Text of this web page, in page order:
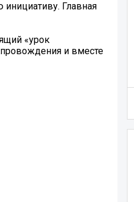
Главная
«урок
и вместе